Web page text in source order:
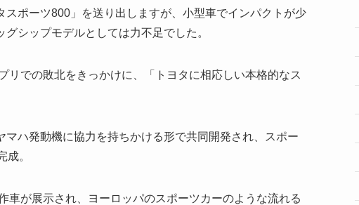
ポーツ800」を送り出しますが、小型車でインパクトが少
シップモデルとしては力不足でした。
での敗北をきっかけに、「トヨタに相応しい本格的なス
ハ発動機に協力を持ちかける形で共同開発され、スポー
成。
が展示され、ヨーロッパのスポーツカーのような流れる